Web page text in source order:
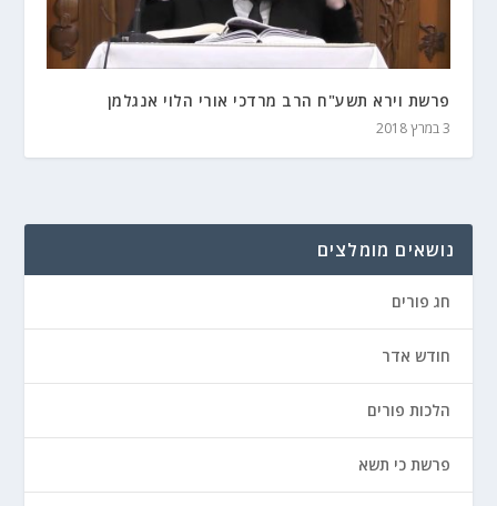
פרשת וירא תשע"ח הרב מרדכי אורי הלוי אנגלמן
3 במרץ 2018
נושאים מומלצים
חג פורים
חודש אדר
הלכות פורים
פרשת כי תשא